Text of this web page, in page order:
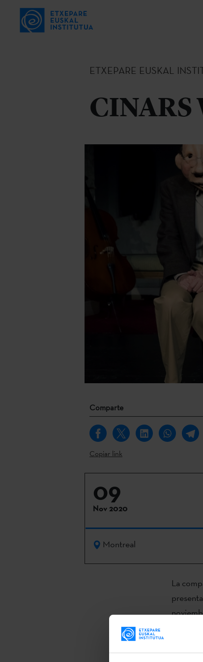
ETXEPARE EUSKAL
CINARS
Comparte
Copiar link
09
Nov 2020
Montreal
La
Las